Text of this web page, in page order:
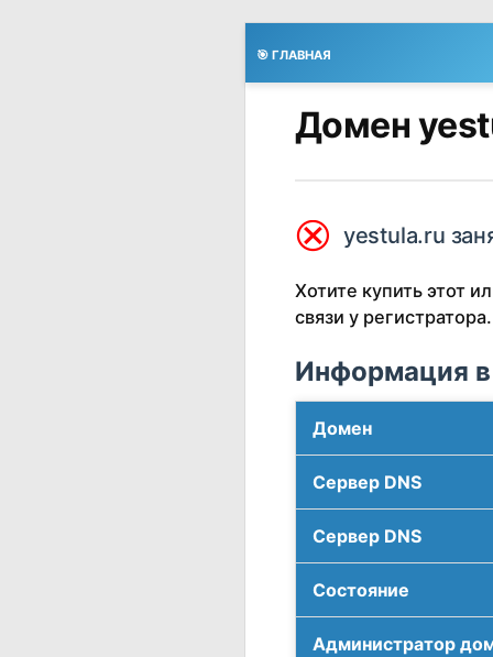
🎯 ГЛАВНАЯ
Домен
⮿ yestula.ru
Хотите купить этот
связи у регистратора.
Информация в
Домен
Сервер DNS
Сервер DNS
Соcтояние
Администратор